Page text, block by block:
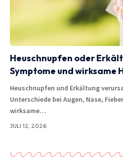
Heuschnupfen oder
Symptome und wirksame
Heuschnupfen und Erkältung
Unterschiede bei Augen, Nase,
wirksame…
JULI 12, 2026